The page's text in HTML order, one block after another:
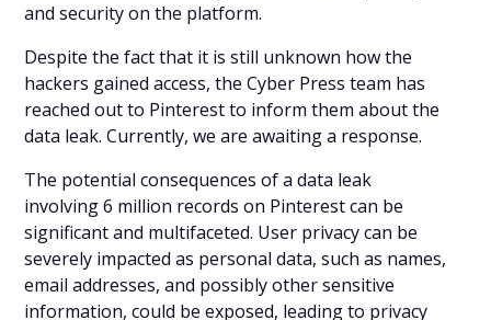
and security on the platform.
Despite the fact that it is still unknown how the
hackers gained access, the Cyber Press team has
reached out to Pinterest to inform them about the
data leak. Currently, we are awaiting a response.
The potential consequences of a data leak
involving 6 million records on Pinterest can be
significant and multifaceted. User privacy can be
severely impacted as personal data, such as names,
email addresses, and possibly other sensitive
information, could be exposed, leading to privacy